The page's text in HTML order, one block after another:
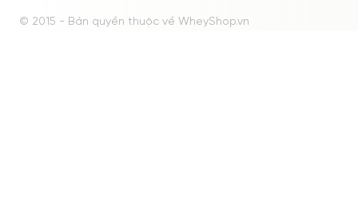
© 2015 - Bản quyền thuộc về WheyShop.vn